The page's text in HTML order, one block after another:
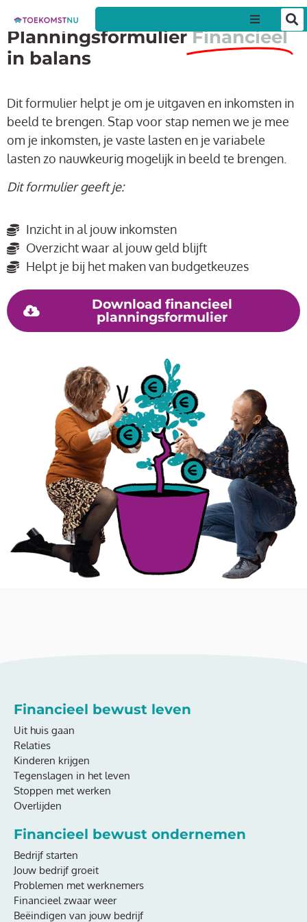
Over
Nieuws
Planningsformulier Financieel
in balans
Dit formulier helpt je om je uitgaven en inkomsten in
beeld te brengen. Stap voor stap nemen we je mee
om je inkomsten, je vaste lasten en je variabele
lasten zo nauwkeurig mogelijk in beeld te brengen.
Dit formulier geeft je:
Inzicht in al jouw inkomsten
Overzicht waar al jouw geld blijft
Helpt je bij het maken van budgetkeuzes
Download financieel
planningsformulier
Financieel bewust leven
Uit huis gaan
Relaties
Kinderen krijgen
Tegenslagen in het leven
Stoppen met werken
Overlijden
Financieel bewust ondernemen
Bedrijf starten
Jouw bedrijf groeit
Problemen met werknemers
Financieel zwaar weer
Beëindigen van jouw bedrijf